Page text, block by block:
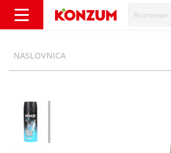
Asortiman
NASLOVNICA